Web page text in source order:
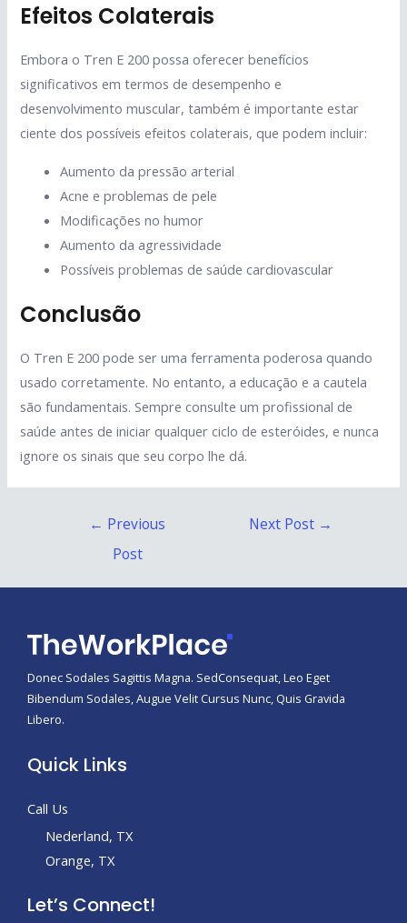
Efeitos Colaterais
Embora o Tren E 200 possa oferecer benefícios
significativos em termos de desempenho e
desenvolvimento muscular, também é importante estar
ciente dos possíveis efeitos colaterais, que podem incluir:
Aumento da pressão arterial
Acne e problemas de pele
Modificações no humor
Aumento da agressividade
Possíveis problemas de saúde cardiovascular
Conclusão
O Tren E 200 pode ser uma ferramenta poderosa quando
usado corretamente. No entanto, a educação e a cautela
são fundamentais. Sempre consulte um profissional de
saúde antes de iniciar qualquer ciclo de esteróides, e nunca
ignore os sinais que seu corpo lhe dá.
← Previous
Post
Next Post →
Donec Sodales Sagittis Magna. SedConsequat, Leo Eget
Bibendum Sodales, Augue Velit Cursus Nunc, Quis Gravida
Libero.
Quick Links
Call Us
Nederland, TX
Orange, TX
Let’s Connect!